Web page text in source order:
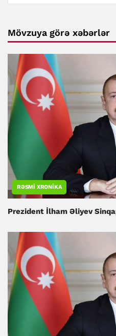
Mövzuya görə xəbərlər
RƏSMI XRONIKA
Prezident İlham Əliyev